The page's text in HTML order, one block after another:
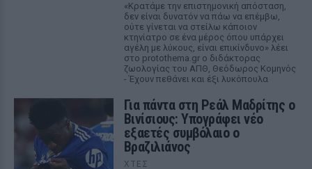
«Κρατάμε την επιστημονική απόσταση,
δεν είναι δυνατόν να πάω να επέμβω,
ούτε γίνεται να στείλω κάποιον
κτηνίατρο σε ένα μέρος όπου υπάρχει
αγέλη με λύκους, είναι επικίνδυνο» λέει
στο protothema.gr ο διδάκτορας
ζωολογίας του ΑΠΘ, Θεόδωρος Κομηνός
- Έχουν πεθάνει και έξι λυκόπουλα
Για πάντα στη Ρεάλ Μαδρίτης ο
Βινίσιους: Υπογράφει νέο
εξαετές συμβόλαιο ο
Βραζιλιάνος
ΧΤΕΣ